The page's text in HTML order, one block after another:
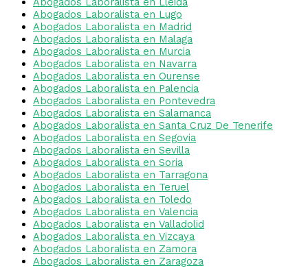
Abogados Laboralista en Lugo
Abogados Laboralista en Madrid
Abogados Laboralista en Malaga
Abogados Laboralista en Murcia
Abogados Laboralista en Navarra
Abogados Laboralista en Ourense
Abogados Laboralista en Palencia
Abogados Laboralista en Pontevedra
Abogados Laboralista en Salamanca
Abogados Laboralista en Santa Cruz De Tenerife
Abogados Laboralista en Segovia
Abogados Laboralista en Sevilla
Abogados Laboralista en Soria
Abogados Laboralista en Tarragona
Abogados Laboralista en Teruel
Abogados Laboralista en Toledo
Abogados Laboralista en Valencia
Abogados Laboralista en Valladolid
Abogados Laboralista en Vizcaya
Abogados Laboralista en Zamora
Abogados Laboralista en Zaragoza